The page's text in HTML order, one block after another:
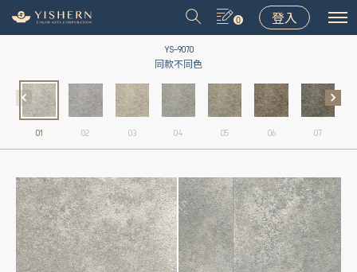
0 登入
YS-9070
同款不同色
01 02 03 04 05 06 07